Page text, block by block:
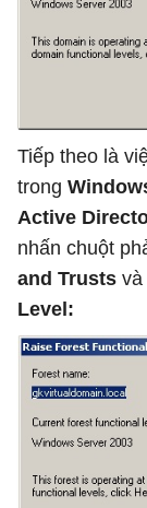
Tiếp theo là
trong
Active
nhấn chuột
and Trusts và
Level: